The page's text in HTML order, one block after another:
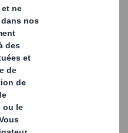
à retirer un
en plastique de ses
travaillé avec le
pour remettre en
et trouver des
points de vente.
d’un